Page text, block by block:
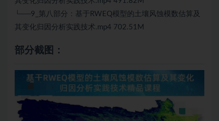
└──9_第八部分：基于RWEQ模型的土壤风蚀模数估算及
其变化归因分析实践技术.mp4 702.51M
部分截图：